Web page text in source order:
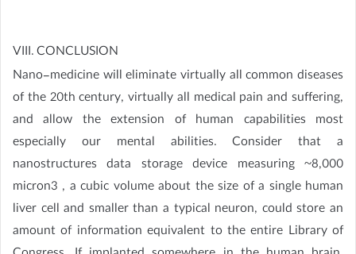
VIII. CONCLUSION
Nano-medicine will eliminate virtually all common diseases
of the 20th century, virtually all medical pain and suffering,
and allow the extension of human capabilities most
especially our mental abilities. Consider that a
nanostructures data storage device measuring ~8,000
micron3 , a cubic volume about the size of a single human
liver cell and smaller than a typical neuron, could store an
amount of information equivalent to the entire Library of